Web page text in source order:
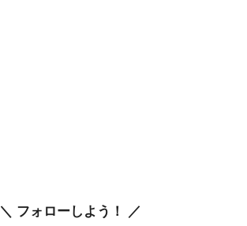
＼ フォローしよう！ ／